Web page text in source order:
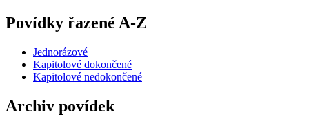
Povídky řazené A-Z
Jednorázové
Kapitolové dokončené
Kapitolové nedokončené
Archiv povídek